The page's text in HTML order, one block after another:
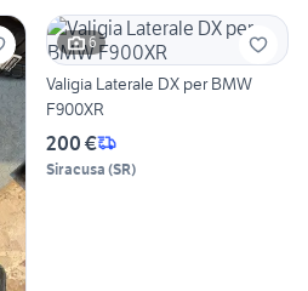
6
Valigia Laterale DX per BMW
F900XR
200 €
Siracusa (SR)